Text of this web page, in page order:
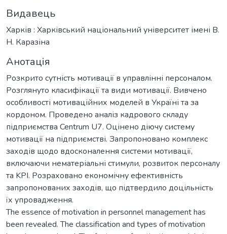
Видавець
Харків : Харківський національний університет імені В.
Н. Каразіна
Анотація
Розкрито сутність мотивації в управлінні персоналом.
Розглянуто класифікації та види мотивації. Вивчено
особливості мотиваційних моделей в Україні та за
кордоном. Проведено аналіз кадрового складу
підприємства Centrum U7. Оцінено діючу систему
мотивації на підприємстві. Запропоновано комплекс
заходів щодо вдосконалення системи мотивації,
включаючи нематеріальні стимули, розвиток персоналу
та KPI. Розраховано економічну ефективність
запропонованих заходів, що підтвердило доцільність
їх упровадження.
The essence of motivation in personnel management has
been revealed. The classification and types of motivation